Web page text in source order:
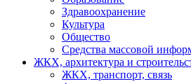
Здравоохранение
Культура
Общество
Средства массовой
ЖКХ, архитектура и
ЖКХ, транспорт, связь